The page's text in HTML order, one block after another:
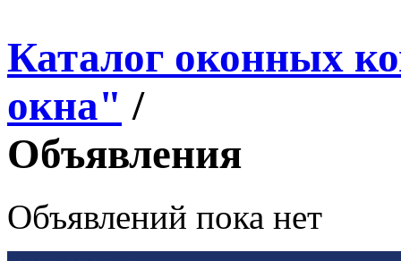
Каталог оконных
окна" /
Объявления
Объявлений пока нет